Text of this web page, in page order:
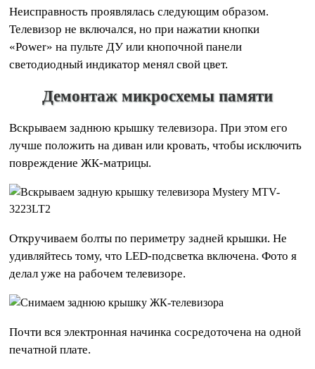
Неисправность проявлялась следующим образом.
Телевизор не включался, но при нажатии кнопки
«Power» на пульте ДУ или кнопочной панели
светодиодный индикатор менял свой цвет.
Демонтаж микросхемы памяти
Вскрываем заднюю крышку телевизора. При этом его
лучше положить на диван или кровать, чтобы исключить
повреждение ЖК-матрицы.
Откручиваем болты по периметру задней крышки. Не
удивляйтесь тому, что LED-подсветка включена. Фото я
делал уже на рабочем телевизоре.
Почти вся электронная начинка сосредоточена на одной
печатной плате.